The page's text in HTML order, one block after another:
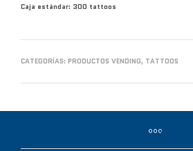
Caja estándar: 300 tattoos
CATEGORÍAS: PRODUCTOS VENDING, TATTOOS